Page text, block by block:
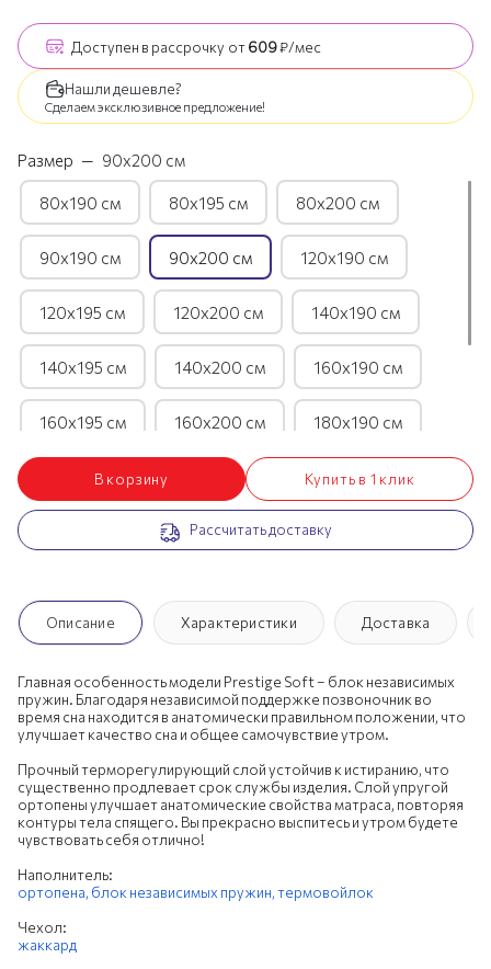
Доступен в рассрочку от609₽/мес
Нашли дешевле?
Сделаем эксклюзивное предложение!
Размер — 90х200 см
80х190 см 80х195 см 80х200 см
90х190 см 90х200 см 120х190 см
120х195 см 120х200 см 140х190 см
140х195 см 140х200 см 160х190 см
160х195 см 160х200 см 180х190 см
180х195 см 180х200 см 200х190 см
200х200 см
В корзину Купить в 1 клик
Рассчитать доставку
Описание Характеристики Доставка
Главная особенность модели Prestige Soft – блок независимых
пружин. Благодаря независимой поддержке позвоночник во
время сна находится в анатомически правильном положении, что
улучшает качество сна и общее самочувствие утром.
Прочный терморегулирующий слой устойчив к истиранию, что
существенно продлевает срок службы изделия. Слой упругой
ортопены улучшает анатомические свойства матраса, повторяя
контуры тела спящего. Вы прекрасно выспитесь и утром будете
чувствовать себя отлично!
Наполнитель:
ортопена, блок независимых пружин,термовойлок
Чехол:
жаккард